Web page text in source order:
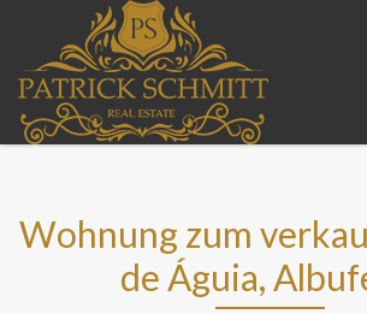
Wohnung zum
de Águia,